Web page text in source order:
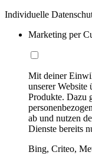
Individuelle
Marketing per
Mit deiner
unserer Website
Produkte. Dazu
ab und nutzen
Dienste bereits
Bing, Criteo,